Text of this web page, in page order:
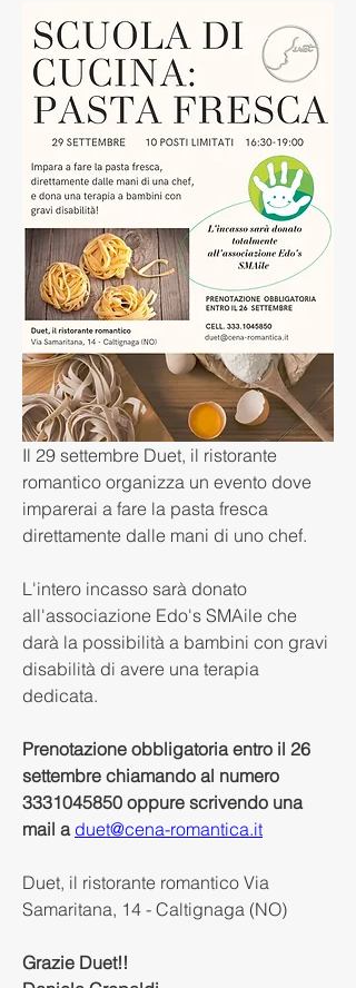
Il 29 settembre Duet, il ristorante
romantico organizza un evento dove
imparerai a fare la pasta fresca
direttamente dalle mani di uno chef.
L'intero incasso sarà donato
all'associazione Edo's SMAile che
darà la possibilità a bambini con gravi
disabilità di avere una terapia
dedicata.
Prenotazione obbligatoria entro il 26
settembre chiamando al numero
3331045850 oppure scrivendo una
mail a duet@cena-romantica.it
Duet, il ristorante romantico Via
Samaritana, 14 - Caltignaga (NO)
Grazie Duet!!